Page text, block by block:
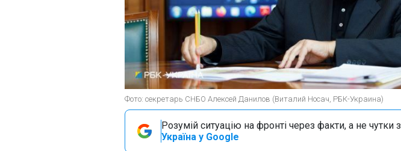
Фото: секретарь СНБО Алексей Данилов (Виталий Носач, РБК-Украина)
Розумій ситуацію на фронті через факти, а не чутки з
Україна у Google